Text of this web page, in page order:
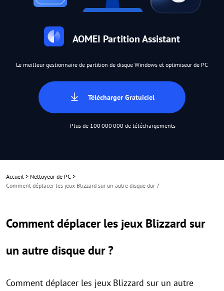
AOMEI Partition Assistant
Le meilleur gestionnaire de partition de disque Windows et optimiseur de PC
Télécharger Gratuiciel
Plus de 100 000 000 de téléchargements
Accueil > Nettoyeur de PC >
Comment déplacer les jeux Blizzard sur un autre disque dur ?
Comment déplacer les jeux Blizzard sur
un autre disque dur ?
Comment déplacer les jeux Blizzard sur un autre